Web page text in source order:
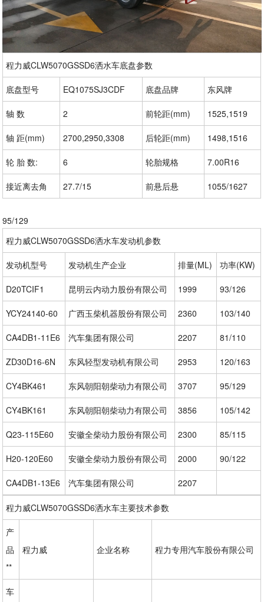
程力威CLW5070GSSD6洒水车底盘参数
底盘型号 EQ1075SJ3CDF 底盘品牌 东风牌
轴 数 2 前轮距(mm) 1525,1519
轴 距(mm) 2700,2950,3308 后轮距(mm) 1498,1516
轮 胎 数: 6 轮胎规格 7.00R16
接近离去角 27.7/15 前悬后悬 1055/1627
95/129
程力威CLW5070GSSD6洒水车发动机参数
发动机型号 发动机生产企业 排量(ML) 功率(KW)
D20TCIF1 昆明云内动力股份有限公司 1999 93/126
YCY24140-60 广西玉柴机器股份有限公司 2360 103/140
CA4DB1-11E6 汽车集团有限公司 2207 81/110
ZD30D16-6N 东风轻型发动机有限公司 2953 120/163
CY4BK461 东风朝阳朝柴动力有限公司 3707 95/129
CY4BK161 东风朝阳朝柴动力有限公司 3856 105/142
Q23-115E60 安徽全柴动力股份有限公司 2300 85/115
H20-120E60 安徽全柴动力股份有限公司 2000 90/122
CA4DB1-13E6 汽车集团有限公司 2207
程力威CLW5070GSSD6洒水车主要技术参数
产
品
**
程力威 企业名称 程力专用汽车股份有限公司
车